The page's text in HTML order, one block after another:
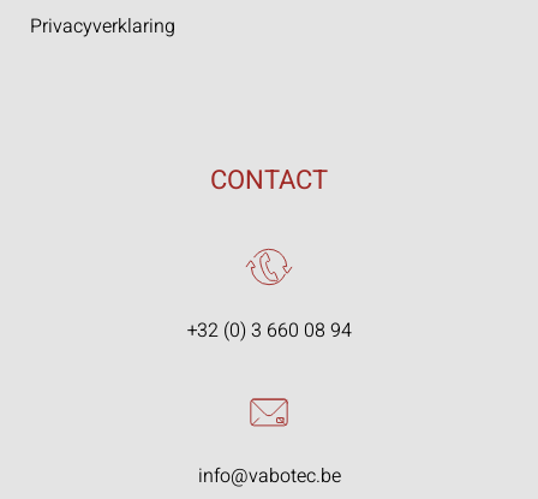
Privacyverklaring
CONTACT
+32 (0) 3 660 08 94
info@vabotec.be